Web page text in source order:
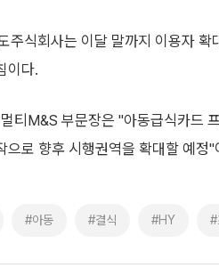
주식회사는 이달 말까지 이용자
이다.
티M&S 부문장은 "아동급식카드
으로 향후 시행권역을 확대할 예정
#아동 #결식 #HY #